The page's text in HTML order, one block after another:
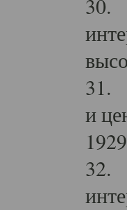
30.
31.
и
32.